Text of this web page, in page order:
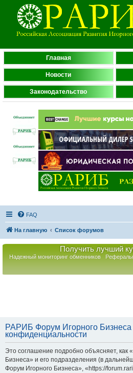
Главная
Новости
Законодательство
FAQ
На главную Список форумов
Получить лучший
Надежный мониторинг обменников
РАРИБ Форум Игорного
конфиденциальности
Это соглашение подробно объясняет, как
Бизнеса» и его подразделения (в
Форум Игорного Бизнеса», «https://